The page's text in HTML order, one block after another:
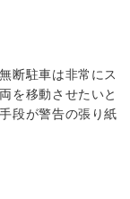
断駐車は非常にス
を移動させたいと
段が警告の張り紙